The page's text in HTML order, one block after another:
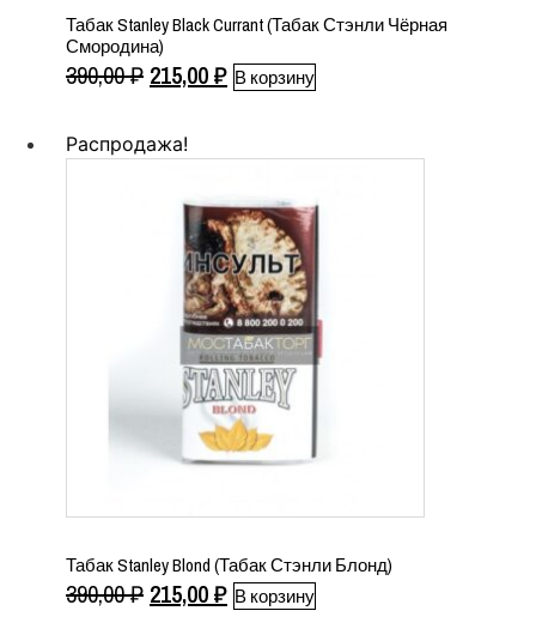
Табак Stanley Black Currant (Табак Стэнли Чёрная
Смородина)
390,00₽ Первоначальная
составляла
215,00₽Текущая
В корзину
Распродажа!
Табак Stanley Blond (Табак Стэнли Блонд)
390,00₽ Первоначальная
215,00₽Текущая
В корзину